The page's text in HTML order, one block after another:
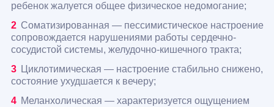
ребенок жалуется общее физическое недомогание;
Соматизированная — пессимистическое настроение
сопровождается нарушениями работы сердечно-
сосудистой системы, желудочно-кишечного тракта;
Циклотимическая — настроение стабильно снижено,
состояние ухудшается к вечеру;
Меланхолическая — характеризуется ощущением